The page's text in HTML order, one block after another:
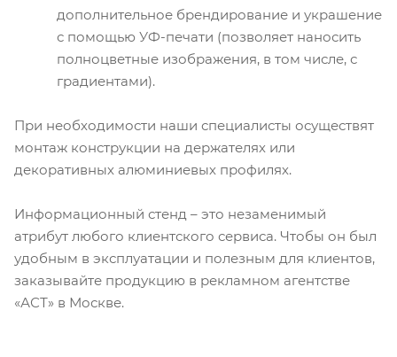
дополнительное брендирование и украшение
с помощью УФ-печати (позволяет наносить
полноцветные изображения, в том числе, с
градиентами).
При необходимости наши специалисты осуществят
монтаж конструкции на держателях или
декоративных алюминиевых профилях.
Информационный стенд – это незаменимый
атрибут любого клиентского сервиса. Чтобы он был
удобным в эксплуатации и полезным для клиентов,
заказывайте продукцию в рекламном агентстве
«АСТ» в Москве.